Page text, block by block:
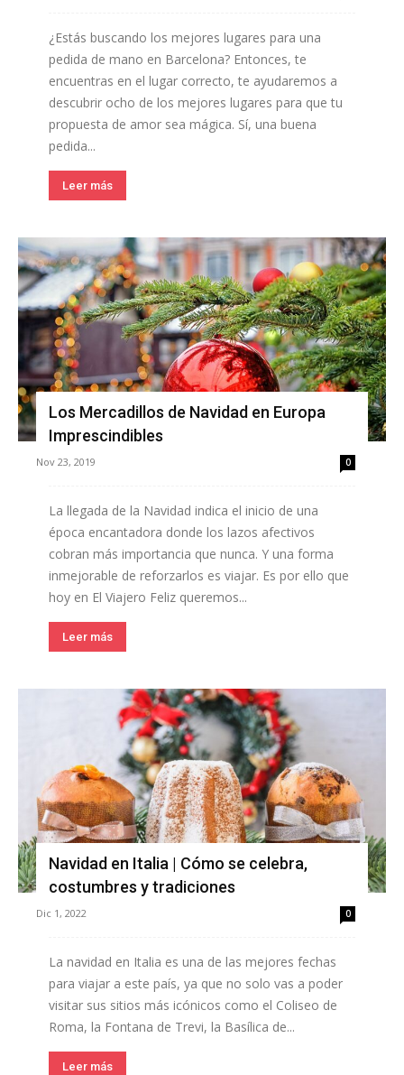
¿Estás buscando los mejores lugares para una
pedida de mano en Barcelona? Entonces, te
encuentras en el lugar correcto, te ayudaremos a
descubrir ocho de los mejores lugares para que tu
propuesta de amor sea mágica. Sí, una buena
pedida...
Leer más
Los Mercadillos de Navidad en Europa
Imprescindibles
Nov 23, 2019 0
La llegada de la Navidad indica el inicio de una
época encantadora donde los lazos afectivos
cobran más importancia que nunca. Y una forma
inmejorable de reforzarlos es viajar. Es por ello que
hoy en El Viajero Feliz queremos...
Leer más
Navidad en Italia | Cómo se celebra,
costumbres y tradiciones
Dic 1, 2022 0
La navidad en Italia es una de las mejores fechas
para viajar a este país, ya que no solo vas a poder
visitar sus sitios más icónicos como el Coliseo de
Roma, la Fontana de Trevi, la Basílica de...
Leer más